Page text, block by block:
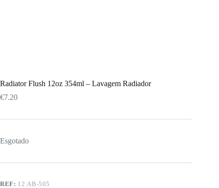
Radiator Flush 12oz 354ml – Lavagem Radiador
€7.20
Esgotado
REF: 12.AB-505